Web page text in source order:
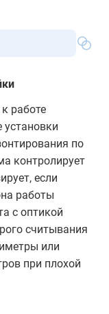
работе
по
контролирует
если
работы
с оптикой
считывания
или
при плохой